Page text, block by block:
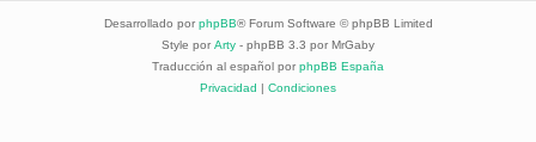
Desarrollado por phpBB® Forum Software © phpBB Limited
Style por Arty - phpBB 3.3 por MrGaby
Traducción al español por phpBB España
Privacidad | Condiciones